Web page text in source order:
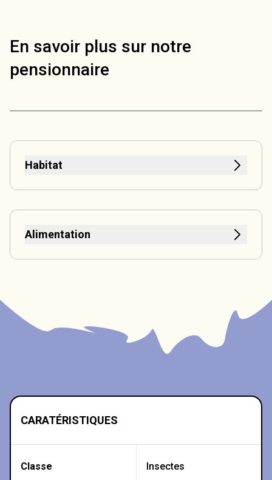
En savoir plus sur notre
pensionnaire
Habitat
Alimentation
CARATÉRISTIQUES
Classe Insectes